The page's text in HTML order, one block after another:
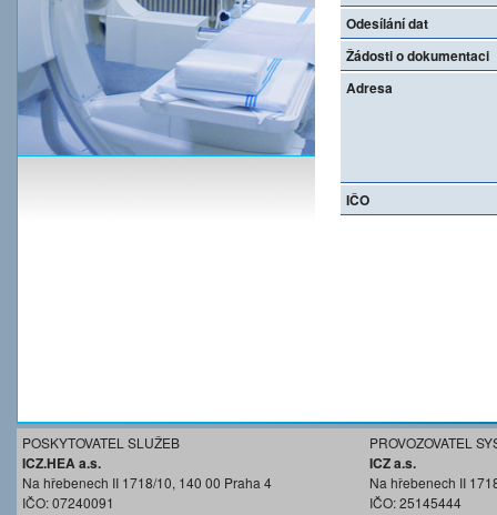
Odesílání dat
Žádosti o dokumentaci
Adresa
IČO
POSKYTOVATEL SLUŽEB
ICZ.HEA a.s.
Na hřebenech II 1718/10, 140 00 Praha 4
IČO: 07240091
PROVOZOVATEL
ICZ a.s.
Na hřebenech II
IČO: 25145444